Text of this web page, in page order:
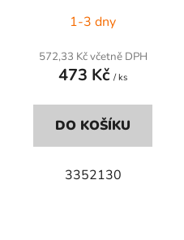
1-3 dny
572,33 Kč včetně DPH
473 Kč / ks
DO KOŠÍKU
3352130